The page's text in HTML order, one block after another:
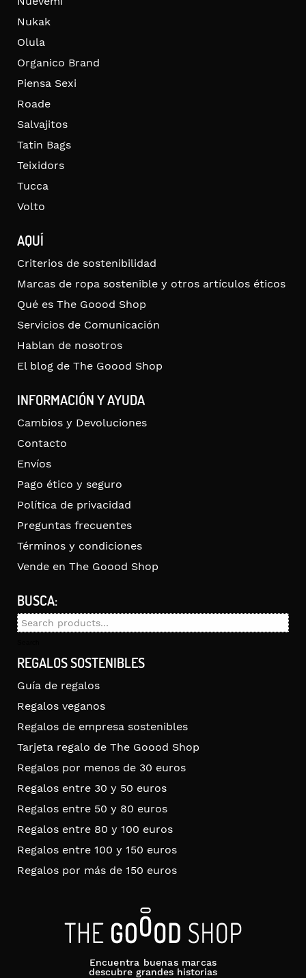
Nukak
Olula
Organico Brand
Piensa Sexi
Roade
Salvajitos
Tatin Bags
Teixidors
Tucca
Volto
AQUÍ
Criterios de sostenibilidad
Marcas de ropa sostenible y otros artículos éticos
Qué es The Goood Shop
Servicios de Comunicación
Hablan de nosotros
El blog de The Goood Shop
INFORMACIÓN Y AYUDA
Cambios y Devoluciones
Contacto
Envíos
Pago ético y seguro
Política de privacidad
Preguntas frecuentes
Términos y condiciones
Vende en The Goood Shop
BUSCA:
Search
REGALOS SOSTENIBLES
Guía de regalos
Regalos veganos
Regalos de empresa sostenibles
Tarjeta regalo de The Goood Shop
Regalos por menos de 30 euros
Regalos entre 30 y 50 euros
Regalos entre 50 y 80 euros
Regalos entre 80 y 100 euros
Regalos entre 100 y 150 euros
Regalos por más de 150 euros
Encuentra buenas marcas
descubre grandes historias